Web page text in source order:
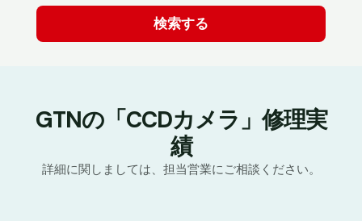
GTNの「CCDカメラ」修理実
績
詳細に関しましては、担当営業にご相談ください。